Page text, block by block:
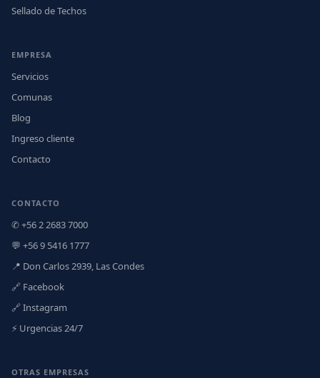
Sellado de Techos
EMPRESA
Servicios
Comunas
Blog
Ingreso cliente
Contacto
CONTACTO
✆ +56 2 2683 7000
💬 +56 9 5416 1777
📍 Don Carlos 2939, Las Condes
🔗 Facebook
🔗 Instagram
⚡ Urgencias 24/7
OTRAS EMPRESAS